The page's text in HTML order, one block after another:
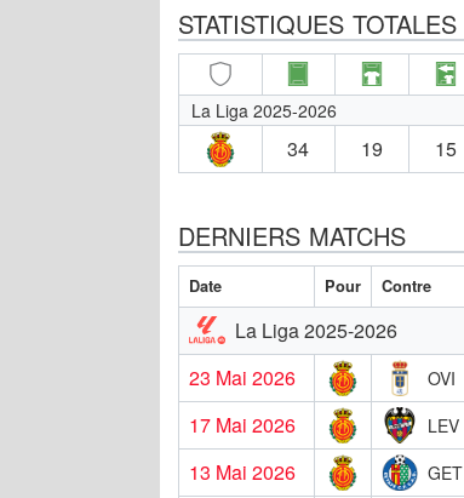
STATISTIQUES TOTALES
La Liga 2025-2026
34 19 15
DERNIERS MATCHS
Date Pour Contre
La Liga 2025-2026
23 Mai 2026
OVI
17 Mai 2026
LEV
13 Mai 2026
GET